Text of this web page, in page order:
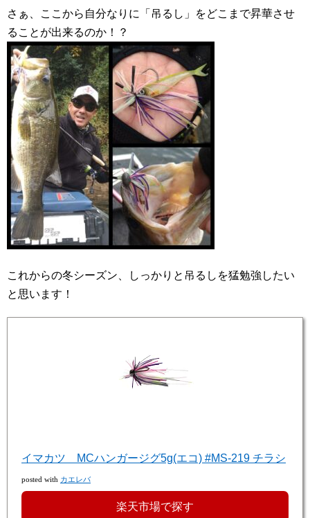
さぁ、ここから自分なりに「吊るし」をどこまで昇華させ
ることが出来るのか！？
これからの冬シーズン、しっかりと吊るしを猛勉強したい
と思います！
イマカツ MCハンガージグ5g(エコ) #MS-219 チラシ
posted with カエレバ
楽天市場で探す